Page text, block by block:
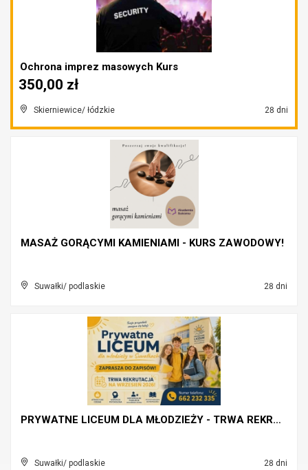
Ochrona imprez masowych Kurs
Skierniewice/ łódzkie 28 dni
350,00 zł
MASAŻ GORĄCYMI KAMIENIAMI - KURS ZAWODOWY!
Suwałki/ podlaskie 28 dni
PRYWATNE LICEUM DLA MŁODZIEŻY - TRWA REKRUTACJA!
Suwałki/ podlaskie 28 dni